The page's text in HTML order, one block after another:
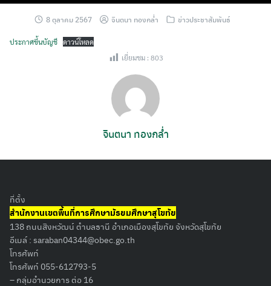
8 ตุลาคม 2567 จินตนา ทองกล่ำ ข่าวประชาสัมพันธ์
ประกาศขึ้นบัญชี ดาวน์โหลด
เยี่ยมชม : 803
จินตนา ทองกล่ำ
ที่ตั้ง
สำนักงานเขตพื้นที่การศึกษามัธยมศึกษาสุโขทัย
138 ถนนสิงหวัฒน์ ตำบลธานี อำเภอเมืองสุโขทัย จังหวัดสุโขทัย
อีเมล์ : saraban04344@obec.go.th
โทรศัพท์
โทรศัพท์ 055-612793-5
– กลุ่มอำนวยการ ต่อ 16